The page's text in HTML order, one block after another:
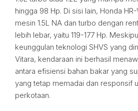
hingga 98 Hp. Di sisi lain, Honda
mesin 1.5L NA dan turbo dengan
lebih lebar, yaitu 119-177 Hp.
keunggulan teknologi SHVS yang
Vitara, kendaraan ini berhasil
antara efisiensi bahan bakar yang
yang tetap memadai dan responsif
perkotaan.